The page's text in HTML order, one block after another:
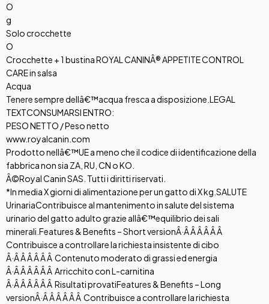
O
g
Solo crocchette
O
Crocchette + 1 bustina ROYAL CANINÂ® APPETITE CONTROL
CARE in salsa
Acqua
Tenere sempre dellâ€™acqua fresca a disposizione. LEGAL
TEXTCONSUMARSI ENTRO:
PESO NETTO / Peso netto
www.royalcanin.com
Prodotto nellâ€™UE a meno che il codice di identificazione della
fabbrica non sia ZA, RU, CN o KO.
Â©Royal Canin SAS. Tutti i diritti riservati.
*In media X giorni di alimentazione per un gatto di X kg. SALUTE
UrinariaContribuisce al mantenimento in salute del sistema
urinario del gatto adulto grazie allâ€™equilibrio dei sali
minerali. Features & Benefits – Short versionÂ·Â Â Â Â Â Â
Contribuisce a controllare la richiesta insistente di cibo
Â·Â Â Â Â Â Â Contenuto moderato di grassi ed energia
Â·Â Â Â Â Â Â Arricchito con L-carnitina
Â·Â Â Â Â Â Â Risultati provatiFeatures & Benefits – Long
versionÂ·Â Â Â Â Â Â Contribuisce a controllare la richiesta